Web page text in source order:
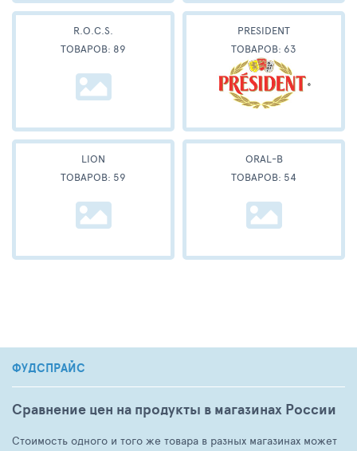
R.O.C.S.
ТОВАРОВ: 89
PRESIDENT
ТОВАРОВ: 63
LION
ТОВАРОВ: 59
ORAL-B
ТОВАРОВ: 54
ФУДСПРАЙС
Сравнение цен на продукты в магазинах России
Стоимость одного и того же товара в разных магазинах может